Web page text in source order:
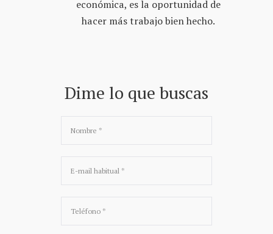
económica, es la oportunidad de
hacer más trabajo bien hecho.
Dime lo que buscas